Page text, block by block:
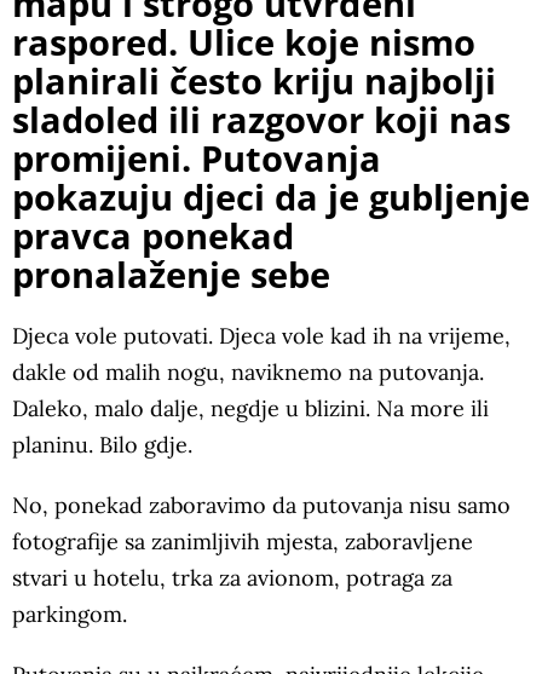
raspored. Ulice koje nismo
planirali često kriju najbolji
sladoled ili razgovor koji nas
promijeni. Putovanja
pokazuju djeci da je gubljenje
pravca ponekad
pronalaženje sebe
Djeca vole putovati. Djeca vole kad ih na vrijeme,
dakle od malih nogu, naviknemo na putovanja.
Daleko, malo dalje, negdje u blizini. Na more ili
planinu. Bilo gdje.
No, ponekad zaboravimo da putovanja nisu samo
fotografije sa zanimljivih mjesta, zaboravljene
stvari u hotelu, trka za avionom, potraga za
parkingom.